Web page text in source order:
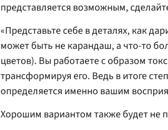
представляется возможным,
«Представьте себе в деталях, как
может быть не карандаш, а что-то
цветов). Вы работаете с образом
трансформируя его. Ведь в итоге
определяется именно вашим
Хорошим вариантом также будет не